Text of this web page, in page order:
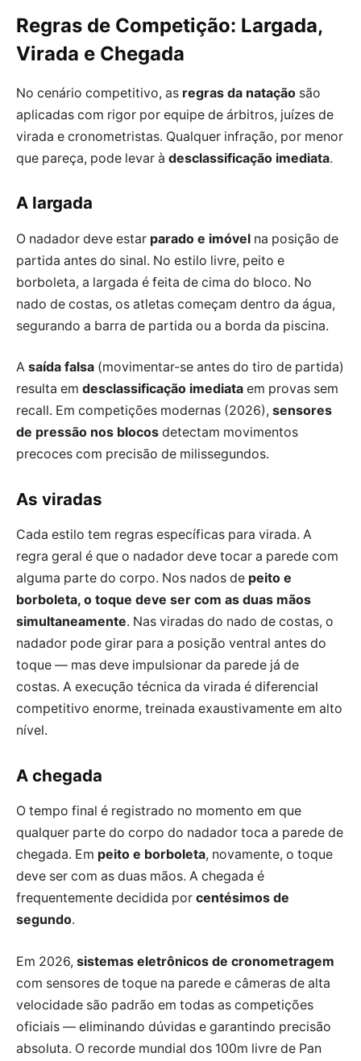
Regras de Competição: Largada,
Virada e Chegada
No cenário competitivo, as regras da natação são
aplicadas com rigor por equipe de árbitros, juízes de
virada e cronometristas. Qualquer infração, por menor
que pareça, pode levar à desclassificação imediata.
A largada
O nadador deve estar parado e imóvel na posição de
partida antes do sinal. No estilo livre, peito e
borboleta, a largada é feita de cima do bloco. No
nado de costas, os atletas começam dentro da água,
segurando a barra de partida ou a borda da piscina.
A saída falsa (movimentar-se antes do tiro de partida)
resulta em desclassificação imediata em provas sem
recall. Em competições modernas (2026), sensores
de pressão nos blocos detectam movimentos
precoces com precisão de milissegundos.
As viradas
Cada estilo tem regras específicas para virada. A
regra geral é que o nadador deve tocar a parede com
alguma parte do corpo. Nos nados de peito e
borboleta, o toque deve ser com as duas mãos
simultaneamente. Nas viradas do nado de costas, o
nadador pode girar para a posição ventral antes do
toque — mas deve impulsionar da parede já de
costas. A execução técnica da virada é diferencial
competitivo enorme, treinada exaustivamente em alto
nível.
A chegada
O tempo final é registrado no momento em que
qualquer parte do corpo do nadador toca a parede de
chegada. Em peito e borboleta, novamente, o toque
deve ser com as duas mãos. A chegada é
frequentemente decidida por centésimos de
segundo.
Em 2026, sistemas eletrônicos de cronometragem
com sensores de toque na parede e câmeras de alta
velocidade são padrão em todas as competições
oficiais — eliminando dúvidas e garantindo precisão
absoluta. O recorde mundial dos 100m livre de Pan